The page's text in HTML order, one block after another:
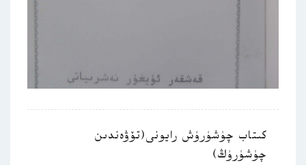
كىتاب چۈشۈرۈش رايونى(تۆۋەندىن
چۈشۈرۈڭ)